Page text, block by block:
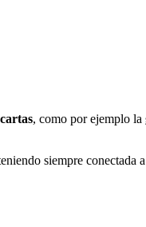
, como por ejemplo la
siempre conectada